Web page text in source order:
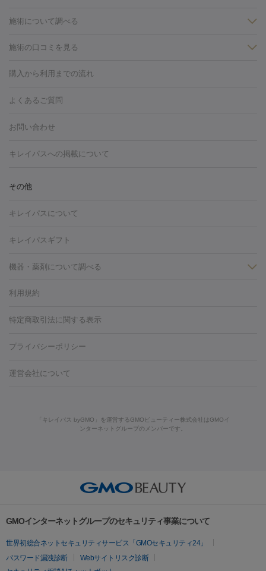
施術について調べる
美白
グ
フォトシルクプラス
しわ・たるみ
光注射
ン
ハイドラフェイシャル
美
HIFU（ハイフ）
脂肪溶解注射
BNLS・BNLS neo カベリン
輪郭注射（MLM）
ケミカルピーリング
マッサージピール
疲労回復・健康
プラセンタ注射
にんにく注射
施術の口コミを見る
フォトフェイシャルM22
HIFU（ハイフ）
トーニング
ハイドラフェイシャル
冷却
リ・美肌）
光治療（フォトフェイシャルなど）
（胸）
ほくろ・いぼ切除
ンケア
ホワイトニング
ー治療（しみ・くすみ）
ーザー治療（毛穴・ニキビ跡）
ーザー治療（黒ずみ）
医療脱毛（指）
ダイエット点滴・ ダイエ
レーザーピーリング
レーザー治療（しみスポット照
医療脱毛（ヒゲ） ポテンツァ トラネキサム酸
ハイドラジェントル
ルメッカ ジェネシス リジュラン
オンダリフト
ジュベルック
購入から利用までの流れ
よくあるご質問
お問い合わせ
キレイパスへの掲載について
その他
キレイパスについて
キレイパスギフト
機器・薬剤について調べる
薬剤
ダーゼ
サリチル酸マクロゴールピーリング
養上清液
機器
ラフォーマー（ウルトラフォーマーⅢ）
サーマクール
イントラ
ツァ）
利用規約
特定商取引法に関する表示
プライバシーポリシー
運営会社について
「キレイパス byGMO」を運営するGMOビューティー株式会社はGMOイ
ンターネットグループのメンバーです。
GMOインターネットグループのセキュリティ事業について
世界初総合ネットセキュリティサービス「GMOセキュリティ24」
パスワード漏洩診断
Webサイトリスク診断